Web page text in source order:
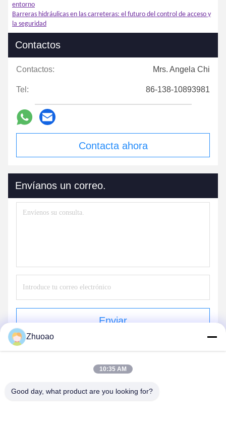
entorno
Barreras hidráulicas en las carreteras: el futuro del control de acceso y
la seguridad
Contactos
Contactos: Mrs. Angela Chi
Tel: 86-138-10893981
Contacta ahora
Envíanos un correo.
Enviar
Zhuoao
10:35 AM
Good day, what product are you looking for?